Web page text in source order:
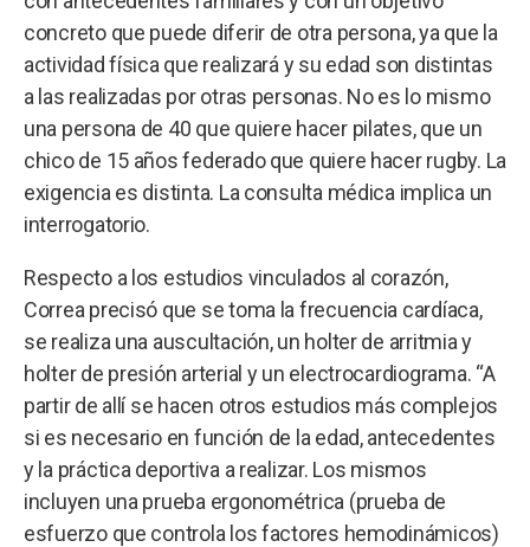
concreto que puede diferir de otra persona, ya que la
actividad física que realizará y su edad son distintas
a las realizadas por otras personas. No es lo mismo
una persona de 40 que quiere hacer pilates, que un
chico de 15 años federado que quiere hacer rugby. La
exigencia es distinta. La consulta médica implica un
interrogatorio.
Respecto a los estudios vinculados al corazón,
Correa precisó que se toma la frecuencia cardíaca,
se realiza una auscultación, un holter de arritmia y
holter de presión arterial y un electrocardiograma. “A
partir de allí se hacen otros estudios más complejos
si es necesario en función de la edad, antecedentes
y la práctica deportiva a realizar. Los mismos
incluyen una prueba ergonométrica (prueba de
esfuerzo que controla los factores hemodinámicos)